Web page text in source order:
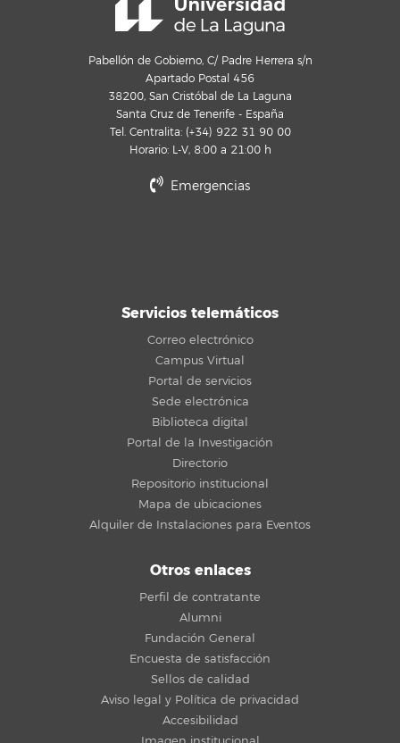
Pabellón de Gobierno, C/ Padre Herrera s/n
Apartado Postal 456
38200, San Cristóbal de La Laguna
Santa Cruz de Tenerife - España
Tel. Centralita: (+34) 922 31 90 00
Horario: L-V, 8:00 a 21:00 h
Emergencias
Servicios telemáticos
Correo electrónico
Campus Virtual
Portal de servicios
Sede electrónica
Biblioteca digital
Portal de la Investigación
Directorio
Repositorio institucional
Mapa de ubicaciones
Alquiler de Instalaciones para Eventos
Otros enlaces
Perfil de contratante
Alumni
Fundación General
Encuesta de satisfacción
Sellos de calidad
Aviso legal y Política de privacidad
Accesibilidad